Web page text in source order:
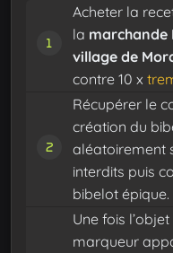
Acheter la
la marchande
village de
contre 10 x
Récupérer le
création du
aléatoirement
interdits puis
bibelot épique.
Une fois
marqueur